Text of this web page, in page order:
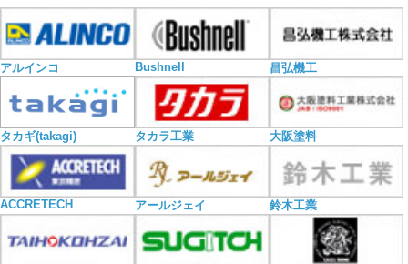
アルインコ Bushnell 昌弘機工
タカギ(takagi) タカラ工業 大阪塗料
ACCRETECH アールジェイ 鈴木工業